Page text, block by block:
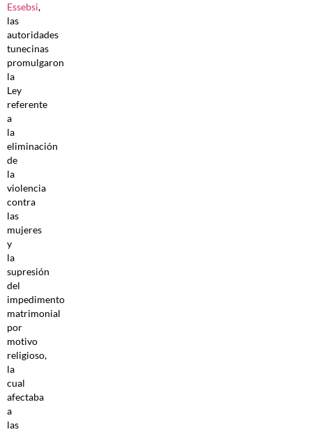
Essebsi,
las
autoridades
tunecinas
promulgaron
la
Ley
referente
a
la
eliminación
de
la
violencia
contra
las
mujeres
y
la
supresión
del
impedimento
matrimonial
por
motivo
religioso,
la
cual
afectaba
a
las